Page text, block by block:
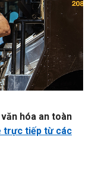
hóa an toàn
trực tiếp từ các